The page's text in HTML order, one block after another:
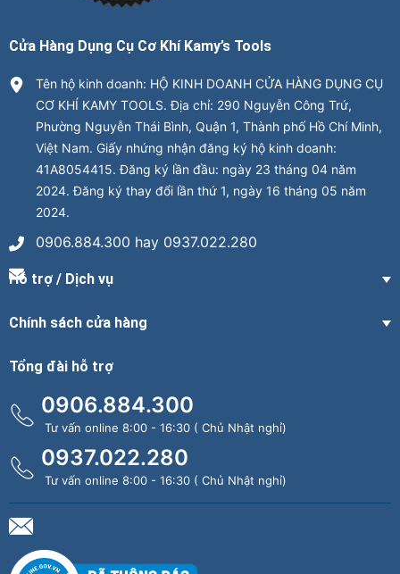
Cửa Hàng Dụng Cụ Cơ Khí Kamy’s Tools
Tên hộ kinh doanh: HỘ KINH DOANH CỬA HÀNG DỤNG CỤ
CƠ KHÍ KAMY TOOLS. Địa chỉ: 290 Nguyễn Công Trứ,
Phường Nguyễn Thái Bình, Quận 1, Thành phố Hồ Chí Minh,
Việt Nam. Giấy nhứng nhận đăng ký hộ kinh doanh:
41A8054415. Đăng ký lần đầu: ngày 23 tháng 04 năm
2024. Đăng ký thay đổi lần thứ 1, ngày 16 tháng 05 năm
2024.
0906.884.300 hay 0937.022.280
Hỗ trợ / Dịch vụ
Chính sách cửa hàng
Tổng đài hỗ trợ
0906.884.300
Tư vấn online 8:00 - 16:30 ( Chủ Nhật nghỉ)
0937.022.280
Tư vấn online 8:00 - 16:30 ( Chủ Nhật nghỉ)